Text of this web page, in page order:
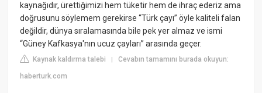
kaynağıdır, ürettiğimizi hem tüketir hem de ihraç ederiz ama
doğrusunu söylemem gerekirse “Türk çayı” öyle kaliteli falan
değildir, dünya sıralamasında bile pek yer almaz ve ismi
“Güney Kafkasya'nın ucuz çayları” arasında geçer.
Kaynak kaldırma talebi |Cevabın tamamını burada okuyun:
haberturk.com